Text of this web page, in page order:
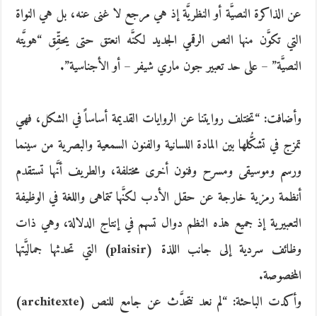
عن الذاكرة النصيَّة أو النظريَّة إذ هي مرجع لا غنى عنه، بل هي النواة
التي تكوَّن منها النص الرقمي الجديد لكنَّه انعتق حتى يحقِّق “هويَّته
النصيَّة” – على حد تعبير جون ماري شيفر – أو الأجناسية”.
وأضافت: “تختلف روايتنا عن الروايات القديمة أساساً في الشكل، فهي
تمزج في تشكُّلها بين المادة اللسانية والفنون السمعية والبصرية من سينما
ورسم وموسيقى ومسرح وفنون أخرى مختلفة، والطريف أنَّها تستقدم
أنظمة رمزية خارجة عن حقل الأدب لكنَّها تتماهى واللغة في الوظيفة
التعبيرية إذ جميع هذه النظم دوال تسهم في إنتاج الدلالة، وهي ذات
وظائف سردية إلى جانب اللذة (plaisir) التي تحدثها جماليَّتها
المخصوصة.
وأكدت الباحثة: “لم نعد نتحدَّث عن جامع للنص (architexte)